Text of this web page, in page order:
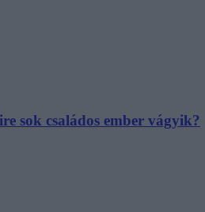
sok családos ember vágyik?